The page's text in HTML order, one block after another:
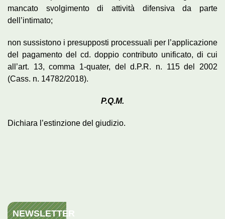
mancato svolgimento di attività difensiva da parte
dell’intimato;
non sussistono i presupposti processuali per l’applicazione
del pagamento del cd. doppio contributo unificato, di cui
all’art. 13, comma 1-quater, del d.P.R. n. 115 del 2002
(Cass. n. 14782/2018).
P.Q.M.
Dichiara l’estinzione del giudizio.
NEWSLETTER